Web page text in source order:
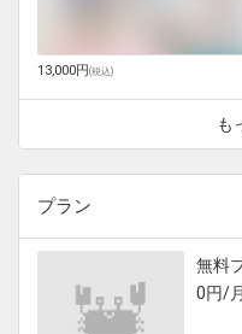
13,000円(税込)
も
プラン
無料
0円/月